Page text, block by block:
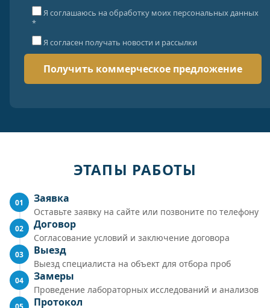
Я соглашаюсь на обработку моих персональных данных
*
Я согласен получать новости и рассылки
ЭТАПЫ РАБОТЫ
01 Заявка
Оставьте заявку на сайте или позвоните по телефону
02 Договор
Согласование условий и заключение договора
03 Выезд
Выезд специалиста на объект для отбора проб
04 Замеры
Проведение лабораторных исследований и анализов
Протокол